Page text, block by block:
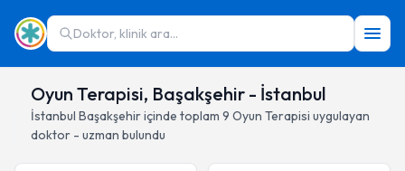
Doktor, klinik ara...
Oyun Terapisi, Başakşehir - İstanbul
İstanbul Başakşehiriçinde toplam 9 Oyun Terapisi uygulayan
doktor - uzman bulundu